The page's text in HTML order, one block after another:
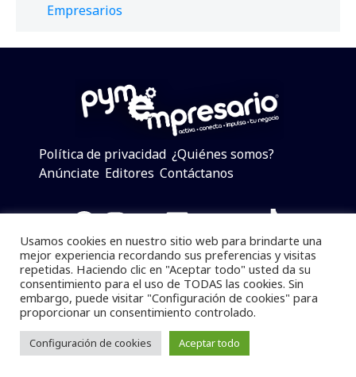
Empresarios
Política de privacidad ¿Quiénes somos?
Anúnciate Editores Contáctanos
Facebook
Instagram
Twitter
LinkedIn
Telegram
YouTube
TikTok
Pymempresario © 2025 Todos los derechos reservados.
Se prohibe el uso de la información total o parcial sin
dar referencia a la fuente.
Desarrollado poryalla ya!
Usamos cookies en nuestro sitio web para brindarte una
mejor experiencia recordando sus preferencias y visitas
repetidas. Haciendo clic en "Aceptar todo" usted da su
consentimiento para el uso de TODAS las cookies. Sin
embargo, puede visitar "Configuración de cookies" para
proporcionar un consentimiento controlado.
Configuración de cookies Aceptar todo